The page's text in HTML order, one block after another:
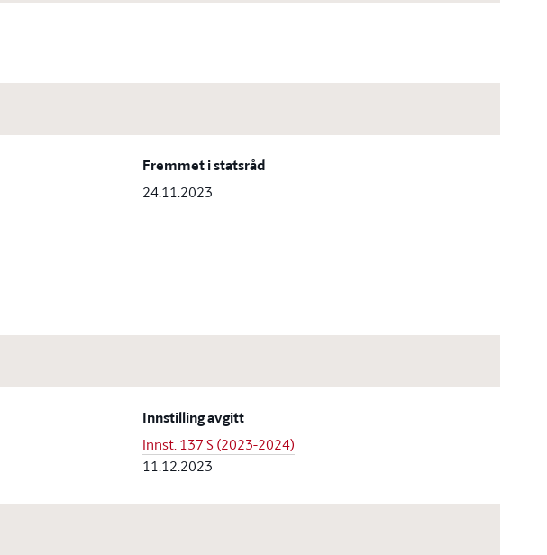
Fremmet i statsråd
24.11.2023
Innstilling avgitt
Innst. 137 S (2023-2024)
11.12.2023